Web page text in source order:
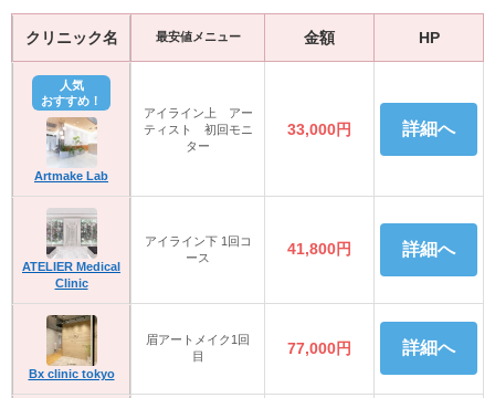
クリニック名 最安値メニュー 金額 HP
人気
おすすめ！
Artmake Lab
アイライン上 アー
ティスト 初回モニ
ター
33,000円 詳細へ
ATELIER Medical
Clinic
アイライン下 1回コ
ース
41,800円 詳細へ
Bx clinic tokyo
眉アートメイク1回
目
77,000円 詳細へ